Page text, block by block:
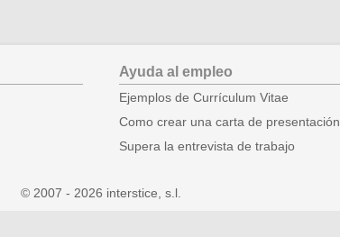
Ayuda al empleo
Ejemplos de Currículum Vitae
Como crear una carta de presentación
Supera la entrevista de trabajo
© 2007 - 2026 .l.s ,ecitsretni